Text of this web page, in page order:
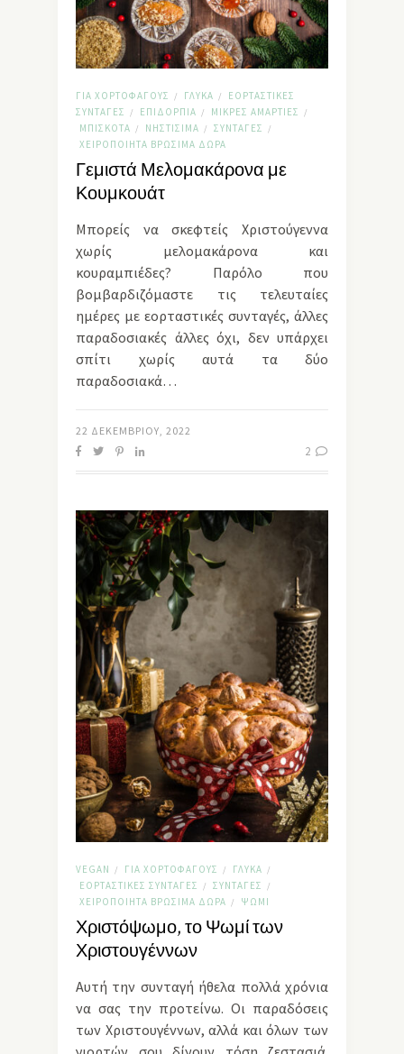
ΓΙΑ ΧΟΡΤΟΦΆΓΟΥΣ / ΓΛΥΚΆ /
ΕΟΡΤΑΣΤΙΚΈΣ
ΣΥΝΤΑΓΈΣ
/ ΕΠΙΔΌΡΠΙΑ / ΜΙΚΡΈΣ ΑΜΑΡΤΊΕΣ /
ΜΠΙΣΚΌΤΑ / ΝΗΣΤΊΣΙΜΑ / ΣΥΝΤΑΓΈΣ /
ΧΕΙΡΟΠΟΊΗΤΑ ΒΡΏΣΙΜΑ ΔΏΡΑ
Γεμιστά Μελομακάρονα με
Κουμκουάτ
Μπορείς να σκεφτείς Χριστούγεννα
χωρίς μελομακάρονα και
κουραμπιέδες? Παρόλο που
βομβαρδιζόμαστε τις τελευταίες
ημέρες με εορταστικές συνταγές, άλλες
παραδοσιακές άλλες όχι, δεν υπάρχει
σπίτι χωρίς αυτά τα δύο
παραδοσιακά…
22 ΔΕΚΕΜΒΡΊΟΥ, 2022
2
VEGAN / ΓΙΑ ΧΟΡΤΟΦΆΓΟΥΣ / ΓΛΥΚΆ /
ΕΟΡΤΑΣΤΙΚΈΣ ΣΥΝΤΑΓΈΣ / ΣΥΝΤΑΓΈΣ /
ΧΕΙΡΟΠΟΊΗΤΑ ΒΡΏΣΙΜΑ ΔΏΡΑ / ΨΩΜΊ
Χριστόψωμο, το Ψωμί των
Χριστουγέννων
Αυτή την συνταγή ήθελα πολλά χρόνια
να σας την προτείνω. Οι παραδόσεις
των Χριστουγέννων, αλλά και όλων των